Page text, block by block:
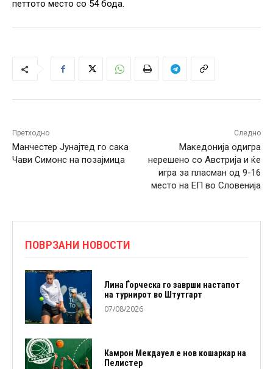
петтото место со 54 бода.
Претходно
Манчестер Јунајтед го сака
Чави Симонс на позајмица
Следно
Македонија одигра
нерешено со Австрија и ќе
игра за пласман од 9-16
место на ЕП во Словенија
ПОВРЗАНИ НОВОСТИ
Лина Ѓорческа го заврши настапот
на турнирот во Штутгарт
07/08/2026
Камрон Мекдауел е нов кошаркар на
Пелистер